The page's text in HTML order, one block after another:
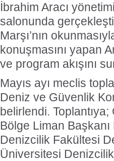
İbrahim Aracı
salonunda
Marşı’nın
konuşmasını yapan
ve program akışını
Mayıs ayı meclis
Deniz ve Güvenlik
belirlendi.
Bölge Liman
Denizcilik Fakültesi
Üniversitesi